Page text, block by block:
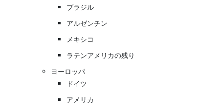
ブラジル
アルゼンチン
メキシコ
ラテンアメリカの残り
ヨーロッパ
ドイツ
アメリカ